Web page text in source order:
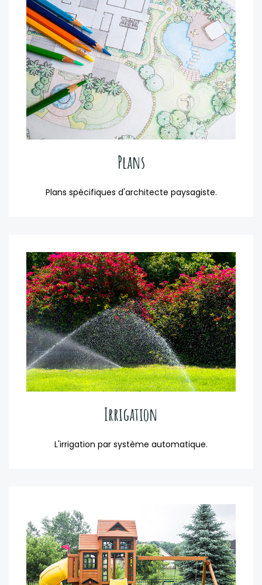
Plans
Plans spécifiques d'architecte paysagiste.
Irrigation
L'irrigation par système automatique.